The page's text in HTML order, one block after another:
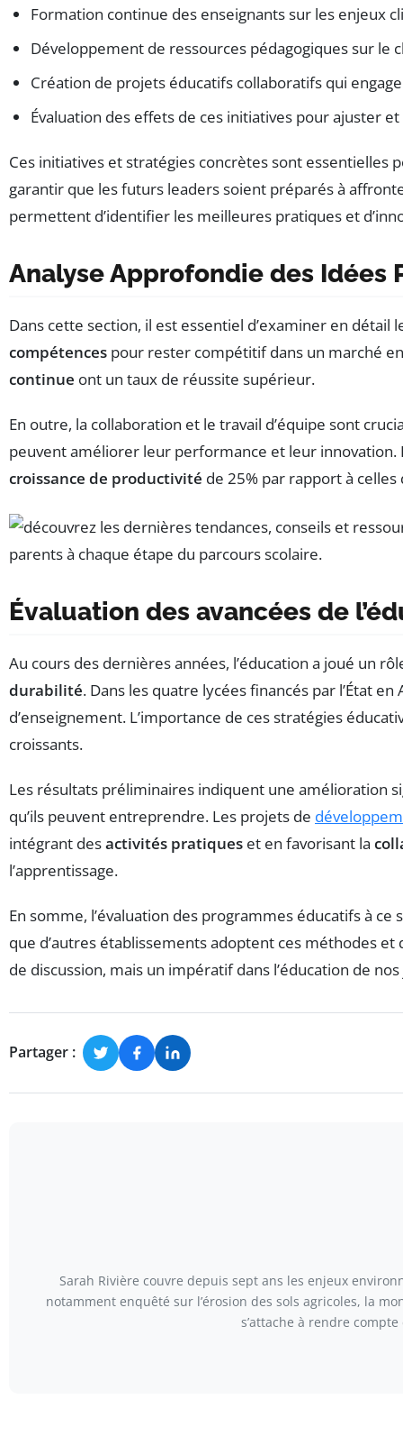
Formation continue des enseignants sur les enjeux
Développement de ressources pédagogiques sur
Création de projets éducatifs collaboratifs qui
Évaluation des effets de ces initiatives pour ajuster
Ces initiatives et stratégies concrètes sont essentielles
garantir que les futurs leaders soient préparés à
permettent d’identifier les meilleures pratiques et
Analyse Approfondie des Idées
Dans cette section, il est essentiel d’examiner en
compétences pour rester compétitif dans un marché
continue ont un taux de réussite supérieur.
En outre, la collaboration et le travail d’équipe sont
peuvent améliorer leur performance et leur
croissance de productivité de 25% par rapport à
Évaluation des avancées de
Au cours des dernières années, l’éducation a joué un
durabilité. Dans les quatre lycées financés par l’État
d’enseignement. L’importance de ces stratégies
croissants.
Les résultats préliminaires indiquent une amélioration
qu’ils peuvent entreprendre. Les projets de
intégrant desactivités pratiques et en favorisant la
l’apprentissage.
En somme, l’évaluation des programmes éducatifs à
que d’autres établissements adoptent ces méthodes
de discussion, mais un impératif dans l’éducation de
Partager :
Sarah Rivière couvre depuis sept ans les enjeux
notamment enquêté sur l’érosion des sols agricoles, la
s’attache à rendre